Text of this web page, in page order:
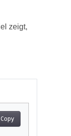
zeigt,
Copy